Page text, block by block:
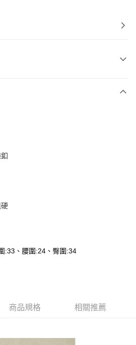
品之後才付款」的支付方式。 讓您購物簡單
需綁卡、不需儲值。
認證，即可結帳。
先享後付」後，將跳轉至「AFTEE先享後付」
認金額後，即可完成結帳。
行付款，方視為交易完成。
含以上)免運費
含以上)免運費
:33、腰圍:24、臀圍:34
商品規格 相關推薦